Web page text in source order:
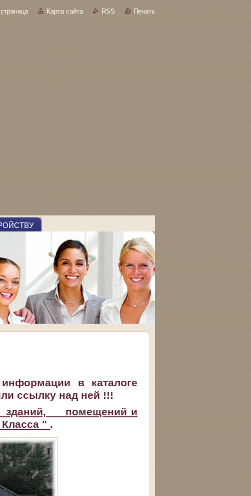
Карта сайта RSS Печать
в каталоге
ссылку над ней !!!
зданий, помещений и
" .